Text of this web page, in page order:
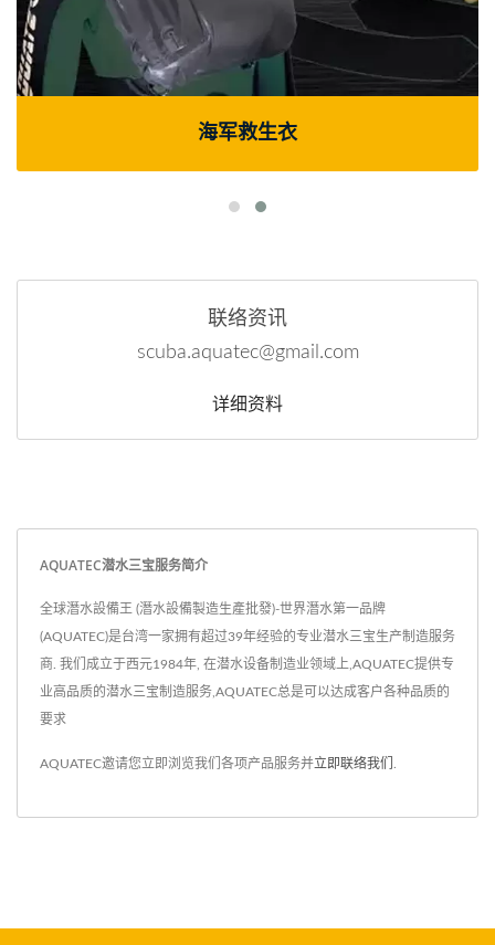
海军救生衣
联络资讯
scuba.aquatec@gmail.com
详细资料
AQUATEC潜水三宝服务简介
全球潛水設備王 (潛水設備製造生產批發)-世界潛水第一品牌
(AQUATEC)是台湾一家拥有超过39年经验的专业潜水三宝生产制造服务
商. 我们成立于西元1984年, 在潜水设备制造业领域上,AQUATEC提供专
业高品质的潜水三宝制造服务,AQUATEC总是可以达成客户各种品质的
要求
AQUATEC邀请您立即浏览我们各项产品服务并 立即联络我们